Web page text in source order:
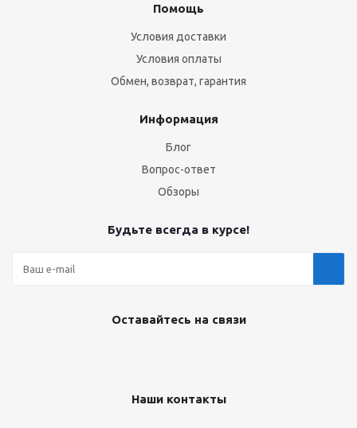
Помощь
Условия доставки
Условия оплаты
Обмен, возврат, гарантия
Информация
Блог
Вопрос-ответ
Обзоры
Будьте всегда в курсе!
Оставайтесь на связи
Наши контакты